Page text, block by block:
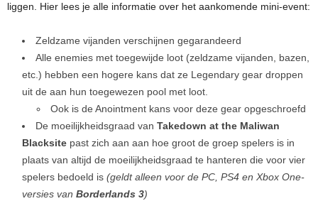
liggen. Hier lees je alle informatie over het aankomende mini-event:
Zeldzame vijanden verschijnen gegarandeerd
Alle enemies met toegewijde loot (zeldzame vijanden, bazen,
etc.) hebben een hogere kans dat ze Legendary gear droppen
uit de aan hun toegewezen pool met loot.
Ook is de Anointment kans voor deze gear opgeschroefd
De moeilijkheidsgraad van Takedown at the Maliwan
Blacksite past zich aan aan hoe groot de groep spelers is in
plaats van altijd de moeilijkheidsgraad te hanteren die voor vier
spelers bedoeld is (geldt alleen voor de PC, PS4 en Xbox One-
versies van Borderlands 3)